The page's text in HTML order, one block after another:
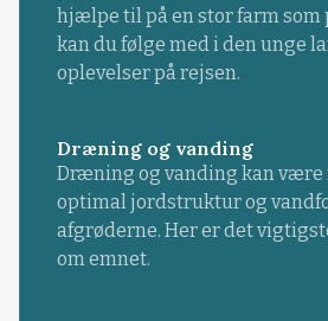
hjælpe til på en stor farm som
kan du følge med i den unge
oplevelser på rejsen.
Dræning og vanding
Dræning og vanding kan være
optimal jordstruktur og
afgrøderne. Her er det
om emnet.